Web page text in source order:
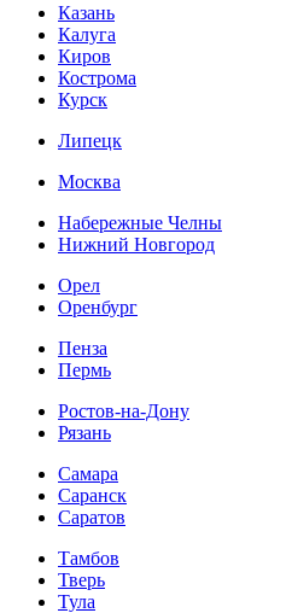
Казань
Калуга
Киров
Кострома
Курск
Липецк
Москва
Набережные Челны
Нижний Новгород
Орел
Оренбург
Пенза
Пермь
Ростов-на-Дону
Рязань
Самара
Саранск
Саратов
Тамбов
Тверь
Тула